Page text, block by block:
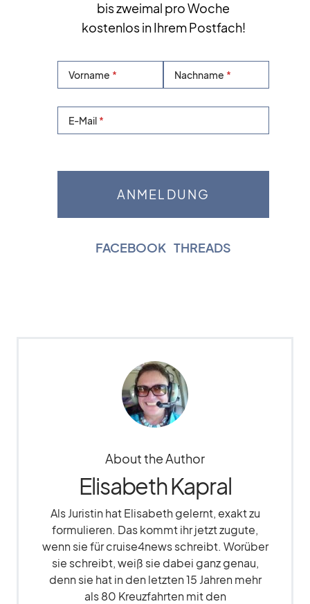
bis zweimal pro Woche
kostenlos in Ihrem Postfach!
Vorname Nachname
E-Mail
FACEBOOK THREADS
About the Author
Elisabeth Kapral
Als Juristin hat Elisabeth gelernt, exakt zu
formulieren. Das kommt ihr jetzt zugute,
wenn sie für cruise4news schreibt. Worüber
sie schreibt, weiß sie dabei ganz genau,
denn sie hat in den letzten 15 Jahren mehr
als 80 Kreuzfahrten mit den